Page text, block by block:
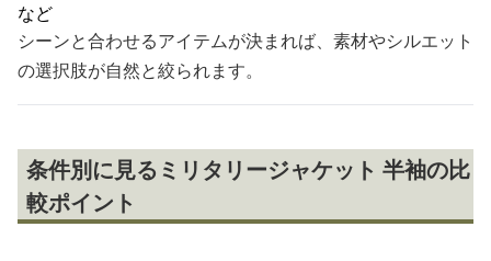
など
シーンと合わせるアイテムが決まれば、素材やシルエット
の選択肢が自然と絞られます。
条件別に見るミリタリージャケット 半袖の比
較ポイント